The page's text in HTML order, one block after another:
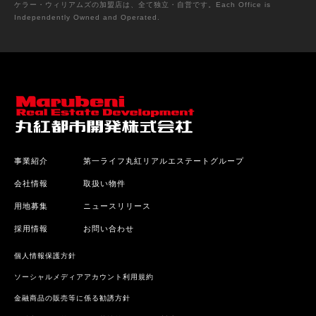
ケラー・ウィリアムズの加盟店は、全て独立・自営です。Each Office is
Independently Owned and Operated.
事業紹介
会社情報
用地募集
採用情報
第一ライフ丸紅リアルエステートグループ
取扱い物件
ニュースリリース
お問い合わせ
個人情報保護方針
ソーシャルメディアアカウント利用規約
金融商品の販売等に係る勧誘方針